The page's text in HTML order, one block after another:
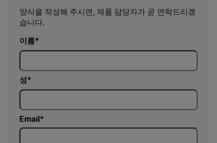
양식을 작성해 주시면, 제품 담당자가 곧 연락드리겠
습니다.
이름
성
Email